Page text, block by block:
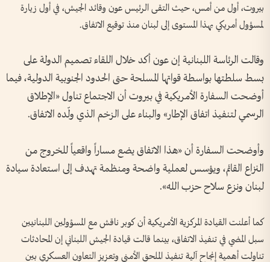
بيروت، أول من أمس، حيث التقى الرئيس عون وقائد الجيش، في أول زيارة
لمسؤول أمريكي بهذا المستوى إلى لبنان منذ توقيع الاتفاق.
وقالت الرئاسة اللبنانية إن عون أكد خلال اللقاء تصميم الدولة على
بسط سلطتها بواسطة قواتها المسلحة حتى الحدود الجنوبية الدولية، فيما
أوضحت السفارة الأمريكية في بيروت أن الاجتماع تناول «الإطلاق
الرسمي لتنفيذ اتفاق الإطار» والبناء على الزخم الذي ولّده الاتفاق.
وأوضحت السفارة أن «هذا الاتفاق يضع مساراً واقعياً للخروج من
النزاع القائم، ويؤسس لعملية واضحة ومنظمة تهدف إلى استعادة سيادة
لبنان ونزع سلاح حزب الله».
كما أعلنت القيادة المركزية الأمريكية أن كوبر ناقش مع المسؤولين اللبنانيين
سبل المضي في تنفيذ الاتفاق، بينما قالت قيادة الجيش اللبناني إن المحادثات
تناولت أهمية إنجاح آلية تنفيذ الملحق الأمني وتعزيز التعاون العسكري بين